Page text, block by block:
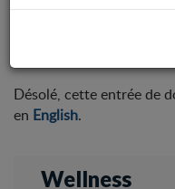
Désolé, cette entrée de
en English.
Wellness